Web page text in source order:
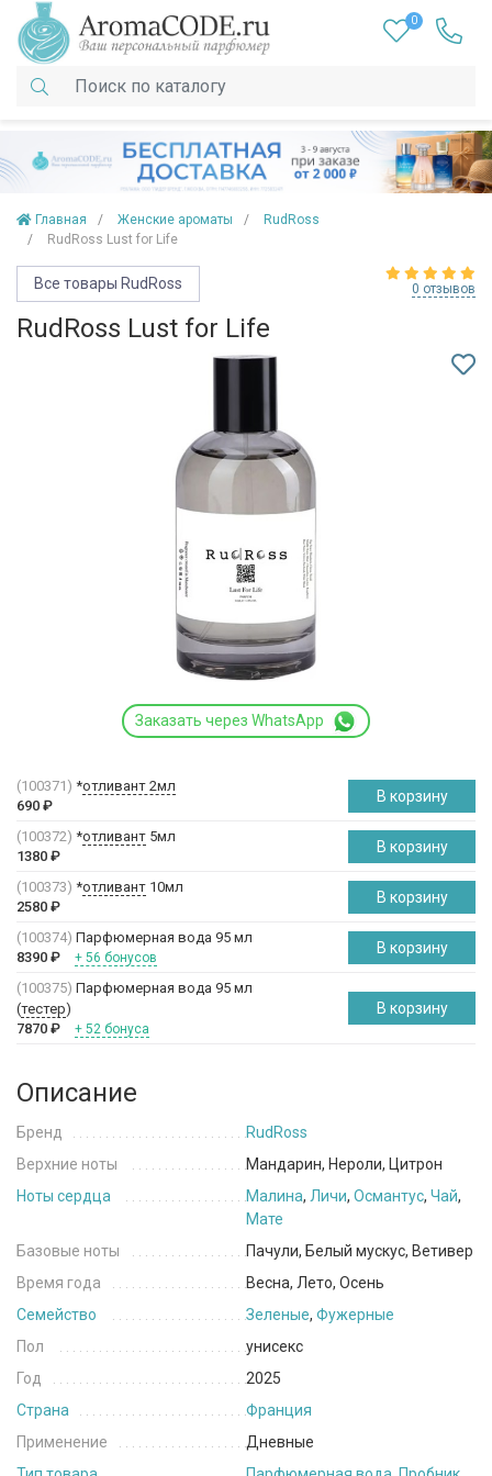
0
Главная Женские ароматы
RudRoss
RudRoss Lust for Life
Все товары RudRoss 0 отзывов
RudRoss Lust for Life
Заказать через WhatsApp
(100371) *отливант 2мл
690 ₽
В корзину
(100372) *отливант 5мл
1380 ₽
В корзину
(100373) *отливант 10мл
2580 ₽
В корзину
(100374) Парфюмерная вода 95 мл
8390 ₽ + 56 бонусов
В корзину
(100375) Парфюмерная вода 95 мл
(тестер)
7870 ₽ + 52 бонуса
В корзину
Описание
Бренд
RudRoss
Верхние ноты
Мандарин, Нероли, Цитрон
Ноты сердца
Малина, Личи, Османтус, Чай,
Мате
Базовые ноты
Пачули, Белый мускус, Ветивер
Время года
Весна, Лето, Осень
Семейство
Зеленые, Фужерные
Пол
унисекс
Год
2025
Страна
Франция
Применение
Дневные